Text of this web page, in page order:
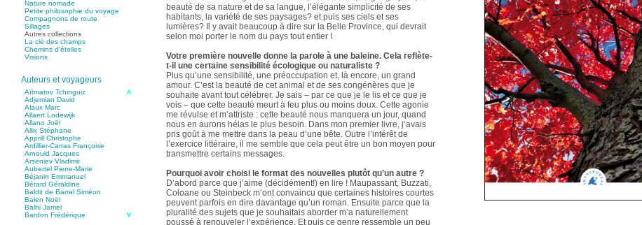
Nature nomade
Petite philosophie du voyage
Compagnons de route
Sillages
Autres collections
La clé des champs
Chemins d’étoiles
Visions
Auteurs et voyageurs
Aïtmatov Tchinguiz
Adjemian David
Alaux Marc
Allaert Lodewijk
Allano Joël
Allix Stéphane
Apprill Christophe
Ardillier-Carras Françoise
Arnould Jacques
Arseniev Vladimir
Aubertel Pierre-Marie
Béjanin Emmanuel
Bérard Géraldine
Baldit de Barral Siméon
Balen Noël
Balhi Jamel
Bardon Frédérique
beauté de sa nature et de sa langue, l’élégante simplicité de ses
habitants, la variété de ses paysages? et puis ses ciels et ses
lumières? Il y avait beaucoup à dire sur la Belle Province, qui devrait
selon moi porter le nom du pays tout entier !
Votre première nouvelle donne la parole à une baleine. Cela reflète-
t-il une certaine sensibilité écologique ou naturaliste ?
Plus qu’une sensibilité, une préoccupation et, là encore, un grand
amour. C’est la beauté de cet animal et de ses congénères que je
souhaite avant tout célébrer. Je sais – par ce que je le lis et ce que je
vois – que cette beauté meurt à feu plus ou moins doux. Cette agonie
me révulse et m’attriste : cette beauté nous manquera un jour, quand
nous en aurons hélas le plus besoin. Dans mon premier livre, j’avais
pris goût à me mettre dans la peau d’une bête. Outre l’intérêt de
l’exercice littéraire, il me semble que cela peut être un bon moyen pour
transmettre certains messages.
Pourquoi avoir choisi le format des nouvelles plutôt qu’un autre ?
D’abord parce que j’aime (décidément!) en lire ! Maupassant, Buzzati,
Coloane ou Steinbeck m’ont convaincu que certaines histoires courtes
peuvent parfois en dire davantage qu’un roman. Ensuite parce que la
pluralité des sujets que je souhaitais aborder m’a naturellement
poussé à renouveler l’expérience. Et puis ce genre ressemble un peu